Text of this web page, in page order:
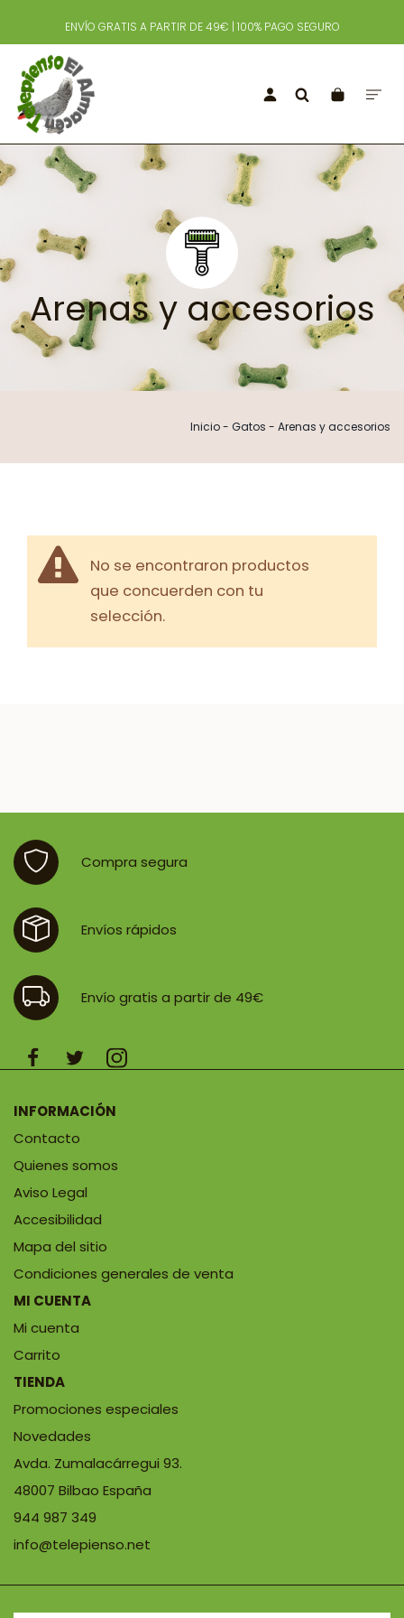
ENVÍO GRATIS A PARTIR DE 49€ | 100% PAGO SEGURO
Arenas y accesorios
Inicio- Gatos - Arenas y accesorios
No se encontraron productos
que concuerden con tu
selección.
Compra segura
Envíos rápidos
Envío gratis a partir de 49€
INFORMACIÓN
Contacto
Quienes somos
Aviso Legal
Accesibilidad
Mapa del sitio
Condiciones generales de venta
MI CUENTA
Mi cuenta
Carrito
TIENDA
Promociones especiales
Novedades
Avda. Zumalacárregui 93.
48007 Bilbao España
944 987 349
info@telepienso.net